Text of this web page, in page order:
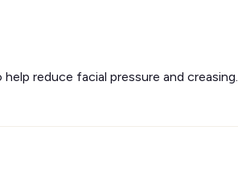
reduce facial pressure and creasing.